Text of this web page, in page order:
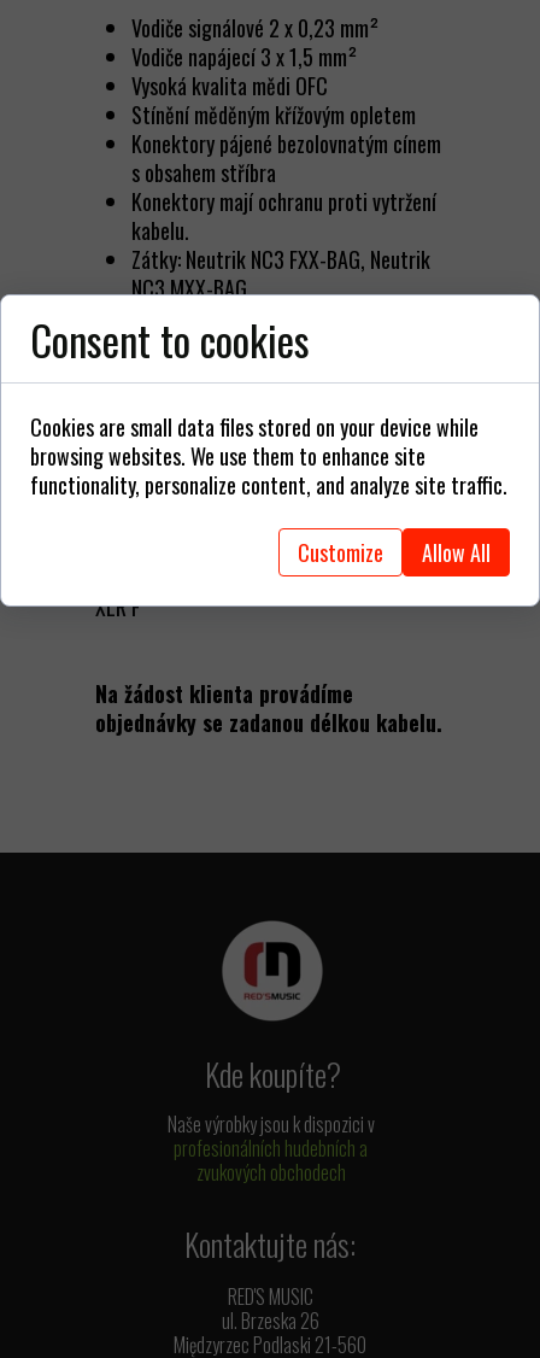
Vodiče signálové 2 x 0,23 mm²
Vodiče napájecí 3 x 1,5 mm²
Vysoká kvalita mědi OFC
Stínění měděným křížovým opletem
Konektory pájené bezolovnatým cínem
s obsahem stříbra
Konektory mají ochranu proti vytržení
kabelu.
Zátky: Neutrik NC3 FXX-BAG, Neutrik
NC3 MXX-BAG,
Neutrik NAC3FCA Powercon vstup v
modré barvě.
K dispozici jsou různé typy kabelů
napájecí a signálové- XLR M /
XLR F
Na žádost klienta provádíme
objednávky se zadanou délkou kabelu.
Naše výrobky jsou k dispozici v
profesionálních hudebních a
zvukových obchodech
Kde koupíte?
Kontaktujte nás:
RED'S MUSIC
ul. Brzeska 26
Międzyrzec Podlaski 21-560
Consent to cookies
Cookies are small data files stored on your device while
browsing websites. We use them to enhance site
functionality, personalize content, and analyze site traffic.
Customize Allow All